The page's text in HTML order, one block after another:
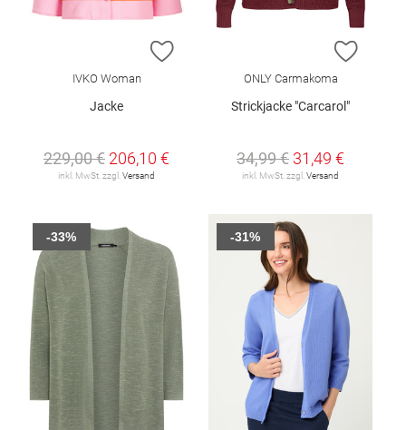
ZUR WUNSCHLISTE HINZUFÜGEN
IVKO Woman
Jacke
229,00 € 206,10 €
inkl. MwSt. zzgl.Versand
ZUR
ONLY Carmakoma
Strickjacke "Carcarol"
34,99 € 31,49 €
inkl. MwSt. zzgl.Versand
-33% -31%